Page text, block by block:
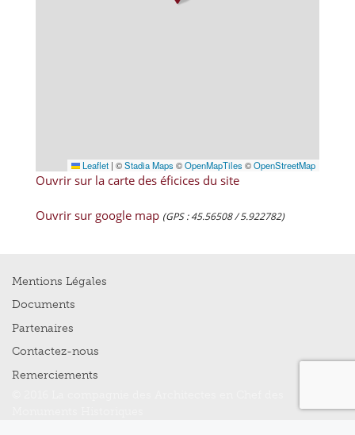
Leaflet | ©Stadia Maps ©OpenMapTiles ©OpenStreetMap
Ouvrir sur la carte des éficices du site
Ouvrir sur google map (GPS : 45.56508 / 5.922782)
Mentions Légales
Documents
Partenaires
Contactez-nous
Remerciements